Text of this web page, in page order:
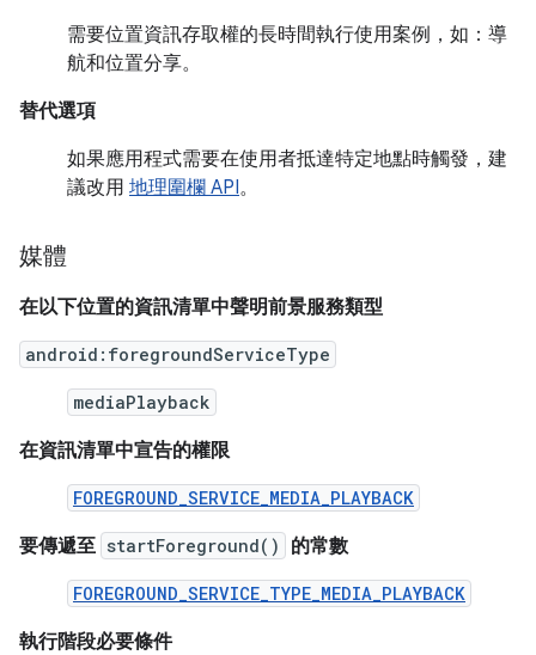
需要位置資訊存取權的長時間執行使用案例，如：導
航和位置分享。
替代選項
如果應用程式需要在使用者抵達特定地點時觸發，建
議改用 地理圍欄 API。
媒體
在以下位置的資訊清單中聲明前景服務類型
android:foregroundServiceType
mediaPlayback
在資訊清單中宣告的權限
FOREGROUND_SERVICE_MEDIA_PLAYBACK
要傳遞至 startForeground() 的常數
FOREGROUND_SERVICE_TYPE_MEDIA_PLAYBACK
執行階段必要條件